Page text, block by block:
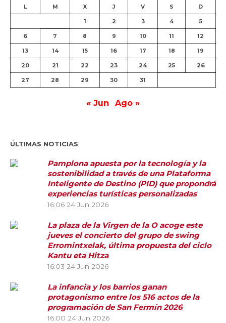
L M X J V S D
1 2 3 4 5
6 7 8 9 10 11 12
13 14 15 16 17 18 19
20 21 22 23 24 25 26
27 28 29 30 31
« Jun Ago »
ÚLTIMAS NOTICIAS
Pamplona apuesta por la tecnología y la
sostenibilidad a través de una Plataforma
Inteligente de Destino (PID) que propondrá
experiencias turísticas personalizadas
16:06 24 Jun 2026
La plaza de la Virgen de la O acoge este
jueves el concierto del grupo de swing
Erromintxelak, última propuesta del ciclo
Kantu eta Hitza
16:03 24 Jun 2026
La infancia y los barrios ganan
protagonismo entre los 516 actos de la
programación de San Fermín 2026
16:00 24 Jun 2026